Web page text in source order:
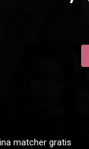
matcher gratis